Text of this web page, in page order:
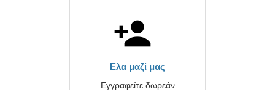
Ελα μαζί μας
Εγγραφείτε δωρεάν